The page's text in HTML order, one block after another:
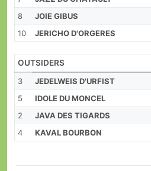
8
JOIE GIBUS
10
JERICHO D'ORGERES
OUTSIDERS
3
JEDELWEIS D'URFIST
5
IDOLE DU MONCEL
2
JAVA DES TIGARDS
4
KAVAL BOURBON